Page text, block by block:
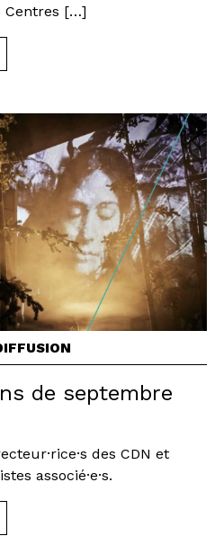
Centres […]
de septembre
des CDN et
associé·e·s.